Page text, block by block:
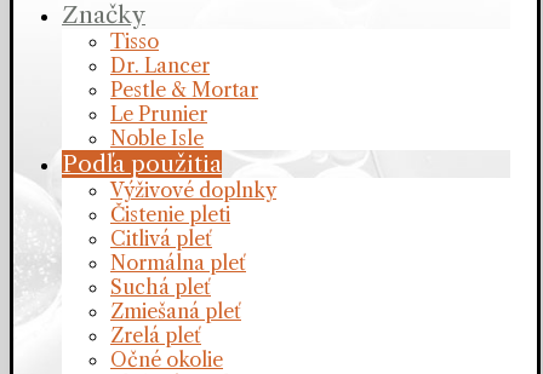
Značky
Tisso
Dr. Lancer
Pestle & Mortar
Le Prunier
Noble Isle
Podľa použitia
Výživové doplnky
Čistenie pleti
Citlivá pleť
Normálna pleť
Suchá pleť
Zmiešaná pleť
Zrelá pleť
Očné okolie